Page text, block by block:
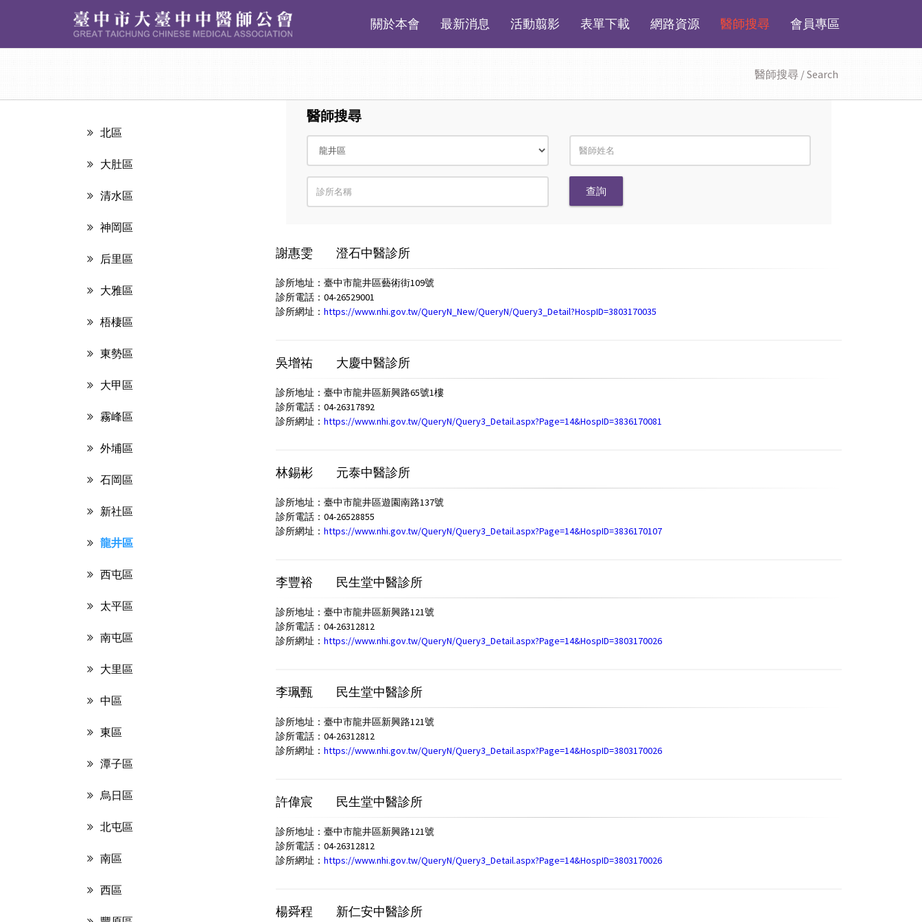
關於本會 最新消息 活動翦影 表單下載 網路資源 醫師搜尋 會員專區
醫師搜尋 / Search
北區
大肚區
清水區
神岡區
后里區
大雅區
梧棲區
東勢區
大甲區
霧峰區
外埔區
石岡區
新社區
龍井區
西屯區
太平區
南屯區
大里區
中區
東區
潭子區
烏日區
北屯區
南區
西區
醫師搜尋
謝惠雯 澄石中醫診所
診所地址：臺中市龍井區藝術街109號
診所電話：04-26529001
診所網址： https://www.nhi.gov.tw/QueryN_New/QueryN/Query3_Detail?HospID=3803170035
吳增祐 大慶中醫診所
診所地址：臺中市龍井區新興路65號1樓
診所電話：04-26317892
診所網址： https://www.nhi.gov.tw/QueryN/Query3_Detail.aspx?Page=14&HospID=3836170081
林錫彬 元泰中醫診所
診所地址：臺中市龍井區遊園南路137號
診所電話：04-26528855
診所網址： https://www.nhi.gov.tw/QueryN/Query3_Detail.aspx?Page=14&HospID=3836170107
李豐裕 民生堂中醫診所
診所地址：臺中市龍井區新興路121號
診所電話：04-26312812
診所網址： https://www.nhi.gov.tw/QueryN/Query3_Detail.aspx?Page=14&HospID=3803170026
李珮甄 民生堂中醫診所
診所地址：臺中市龍井區新興路121號
診所電話：04-26312812
診所網址： https://www.nhi.gov.tw/QueryN/Query3_Detail.aspx?Page=14&HospID=3803170026
許偉宸 民生堂中醫診所
診所地址：臺中市龍井區新興路121號
診所電話：04-26312812
診所網址： https://www.nhi.gov.tw/QueryN/Query3_Detail.aspx?Page=14&HospID=3803170026
楊舜程 新仁安中醫診所